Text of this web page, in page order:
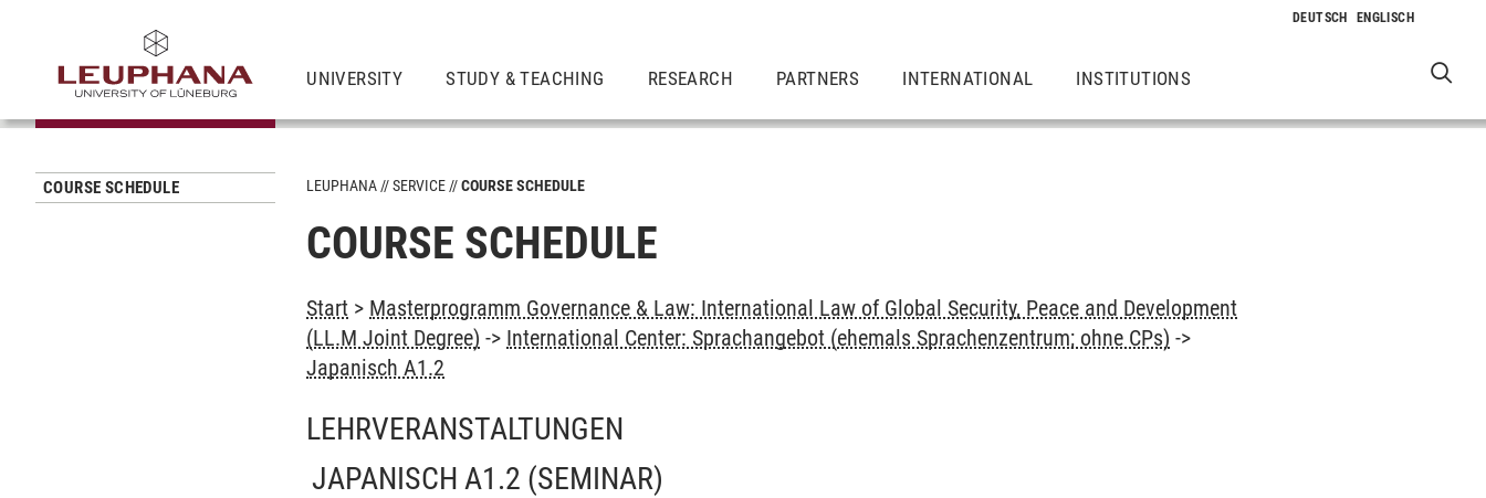
UNIVERSITY STUDY & TEACHING RESEARCH PARTNERS INTERNATIONAL INSTITUTIONS
COURSE SCHEDULE LEUPHANA SERVICE COURSE SCHEDULE
COURSE SCHEDULE
Start > Masterprogramm Governance & Law: International Law of Global Security, Peace and Development
(LL.M Joint Degree) -> International Center: Sprachangebot (ehemals Sprachenzentrum; ohne CPs) ->
Japanisch A1.2
LEHRVERANSTALTUNGEN
JAPANISCH A1.2 (SEMINAR)